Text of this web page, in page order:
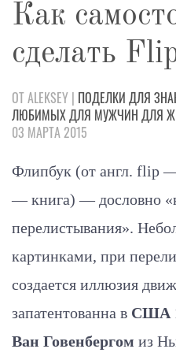
Как
сделать
ОТ ALEKSEY | ПОДЕЛКИ ДЛЯ
ЛЮБИМЫХДЛЯ МУЖЧИН ДЛЯ
03 МАРТА 2015
Флипбук (от англ. flip —
— книга) — дословно
перелистывания».
картинками, при
создается иллюзия
запатентованна в США
Ван Говенбергом из